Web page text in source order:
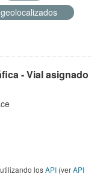
- Vial asignado
losAPI (verAPI